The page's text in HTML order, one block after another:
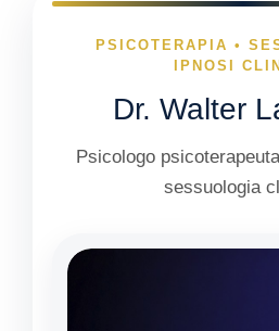
PSICOTERAPIA •
IPNOSI
Dr. Walter
Psicologo
sessuologia